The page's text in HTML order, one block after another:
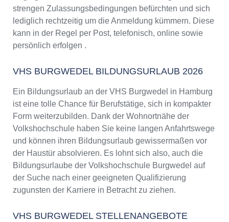
strengen Zulassungsbedingungen befürchten und sich
lediglich rechtzeitig um die Anmeldung kümmern. Diese
kann in der Regel per Post, telefonisch, online sowie
persönlich erfolgen .
VHS BURGWEDEL BILDUNGSURLAUB 2026
Ein Bildungsurlaub an der VHS Burgwedel in Hamburg
ist eine tolle Chance für Berufstätige, sich in kompakter
Form weiterzubilden. Dank der Wohnortnähe der
Volkshochschule haben Sie keine langen Anfahrtswege
und können ihren Bildungsurlaub gewissermaßen vor
der Haustür absolvieren. Es lohnt sich also, auch die
Bildungsurlaube der Volkshochschule Burgwedel auf
der Suche nach einer geeigneten Qualifizierung
zugunsten der Karriere in Betracht zu ziehen.
VHS BURGWEDEL STELLENANGEBOTE